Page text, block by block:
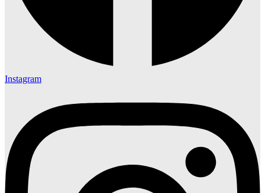
Instagram